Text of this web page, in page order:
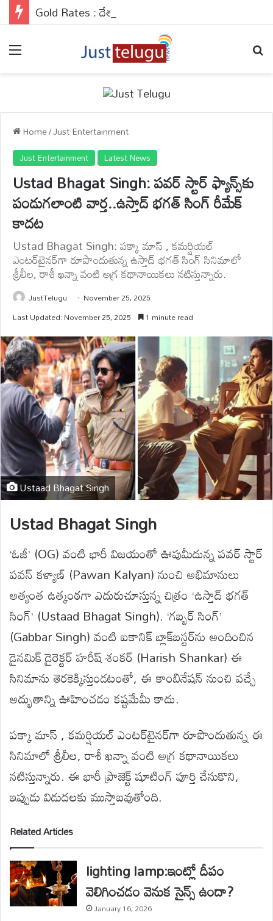
Home/Just Entertainment
Just Entertainment Latest News
Ustad Bhagat Singh: పవర్ స్టార్ ఫ్యాన్స్‌కు
పండుగలాంటి వార్త..ఉస్తాద్ భగత్ సింగ్ రీమేక్
కాదట
Ustad Bhagat Singh: పక్కా మాస్ , కమర్షియల్
ఎంటర్‌టైనర్‌గా రూపొందుతున్న ఉస్తాద్ భగత్ సింగ్ సినిమాలో
శ్రీలీల, రాశీ ఖన్నా వంటి అగ్ర కథానాయికలు నటిస్తున్నారు.
JustTelugu
November 25, 2025
Last Updated: November 25, 2025
1 minute read
Ustaad Bhagat Singh
Ustad Bhagat Singh
‘ఓజీ’ (OG) వంటి భారీ విజయంతో ఊపుమీదున్న పవర్ స్టార్
పవన్ కళ్యాణ్ (Pawan Kalyan) నుంచి అభిమానులు
అత్యంత ఉత్కంఠగా ఎదురుచూస్తున్న చిత్రం ‘ఉస్తాద్ భగత్
సింగ్’ (Ustaad Bhagat Singh). ‘గబ్బర్ సింగ్’
(Gabbar Singh) వంటి ఐకానిక్ బ్లాక్‌బస్టర్‌ను అందించిన
డైనమిక్ డైరెక్టర్ హరీష్ శంకర్ (Harish Shankar) ఈ
సినిమాను తెరకెక్కిస్తుండటంతో, ఈ కాంబినేషన్ నుంచి వచ్చే
అద్భుతాన్ని ఊహించడం కష్టమేమీ కాదు.
పక్కా మాస్ , కమర్షియల్ ఎంటర్‌టైనర్‌గా రూపొందుతున్న ఈ
సినిమాలో శ్రీలీల, రాశీ ఖన్నా వంటి అగ్ర కథానాయికలు
నటిస్తున్నారు. ఈ భారీ ప్రాజెక్ట్ షూటింగ్ పూర్తి చేసుకొని,
ఇప్పుడు విడుదలకు ముస్తాబవుతోంది.
Related Articles
lighting lamp:ఇంట్లో దీపం
వెలిగించడం వెనుక సైన్స్ ఉందా?
January 16, 2026